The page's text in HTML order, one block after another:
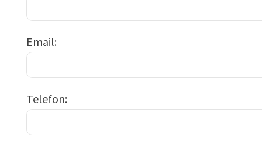
Email
Telefon